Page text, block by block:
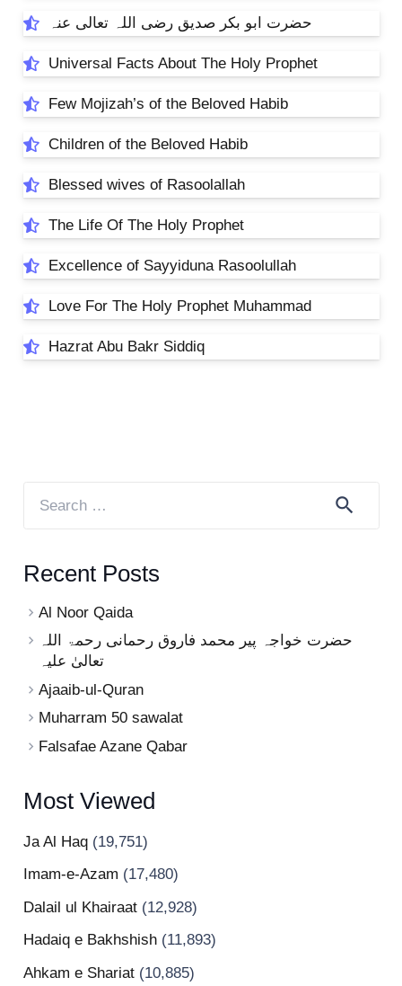
حضرت ابو بکر صدیق رضی اللہ تعالی عنہ
Universal Facts About The Holy Prophet
Few Mojizah’s of the Beloved Habib
Children of the Beloved Habib
Blessed wives of Rasoolallah
The Life Of The Holy Prophet
Excellence of Sayyiduna Rasoolullah
Love For The Holy Prophet Muhammad
Hazrat Abu Bakr Siddiq
Recent Posts
Al Noor Qaida
حضرت خواجہ پیر محمد فاروق رحمانی رحمۃ اللہ
تعالیٰ علیہ
Ajaaib-ul-Quran
Muharram 50 sawalat
Falsafae Azane Qabar
Most Viewed
Ja Al Haq (19,751)
Imam-e-Azam (17,480)
Dalail ul Khairaat (12,928)
Hadaiq e Bakhshish (11,893)
Ahkam e Shariat (10,885)